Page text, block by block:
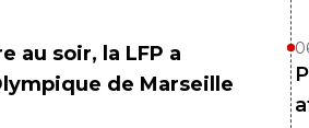
au soir, la LFP a
de Marseille